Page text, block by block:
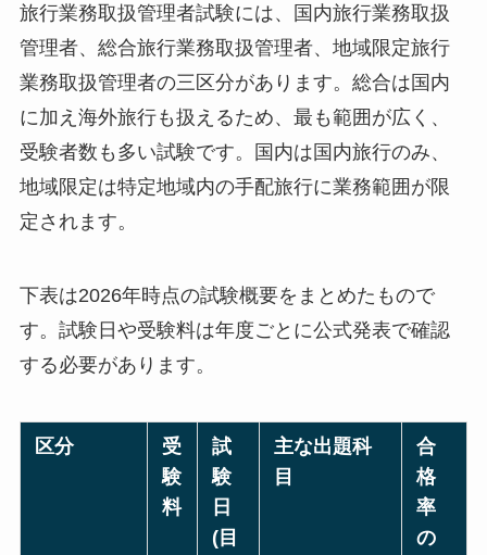
旅行業務取扱管理者試験には、国内旅行業務取扱
管理者、総合旅行業務取扱管理者、地域限定旅行
業務取扱管理者の三区分があります。総合は国内
に加え海外旅行も扱えるため、最も範囲が広く、
受験者数も多い試験です。国内は国内旅行のみ、
地域限定は特定地域内の手配旅行に業務範囲が限
定されます。
下表は2026年時点の試験概要をまとめたもので
す。試験日や受験料は年度ごとに公式発表で確認
する必要があります。
区分
受
験
料
試
験
日
(目
主な出題科
目
合
格
率
の